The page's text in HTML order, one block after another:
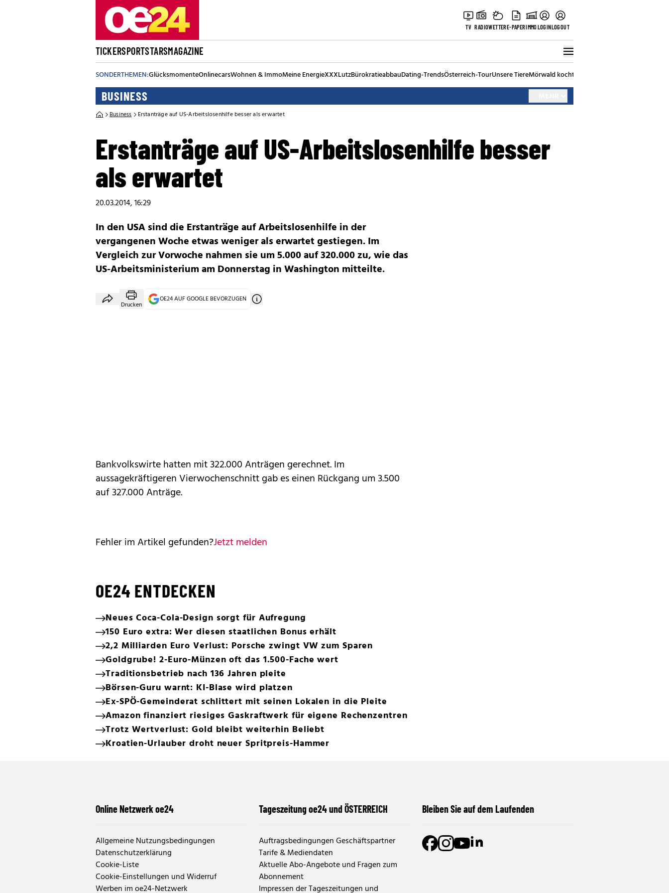
TV RADIOWETTERE-PAPERIMMOLOGINLOGOUT
TICKERSPORTSTARSMAGAZINE
SONDERTHEMEN:GlücksmomenteOnlinecarsWohnen & ImmoMeine EnergieXXXLutzBürokratieabbauDating-TrendsÖsterreich-TourUnsere TiereMörwald kocht
BUSINESS
Business Erstanträge auf US-Arbeitslosenhilfe besser als erwartet
Erstanträge auf US-Arbeitslosenhilfe besser
als erwartet
20.03.2014, 16:29
In den USA sind die Erstanträge auf Arbeitslosenhilfe in der
vergangenen Woche etwas weniger als erwartet gestiegen. Im
Vergleich zur Vorwoche nahmen sie um 5.000 auf 320.000 zu, wie das
US-Arbeitsministerium am Donnerstag in Washington mitteilte.
Drucken
OE24 AUF GOOGLE BEVORZUGEN
Bankvolkswirte hatten mit 322.000 Anträgen gerechnet. Im
aussagekräftigeren Vierwochenschnitt gab es einen Rückgang um 3.500
auf 327.000 Anträge.
Fehler im Artikel gefunden?Jetzt melden
OE24 ENTDECKEN
Neues Coca-Cola-Design sorgt für Aufregung
150 Euro extra: Wer diesen staatlichen Bonus erhält
2,2 Milliarden Euro Verlust: Porsche zwingt VW zum Sparen
Goldgrube! 2-Euro-Münzen oft das 1.500-Fache wert
Traditionsbetrieb nach 136 Jahren pleite
Börsen-Guru warnt: KI-Blase wird platzen
Ex-SPÖ-Gemeinderat schlittert mit seinen Lokalen in die Pleite
Amazon finanziert riesiges Gaskraftwerk für eigene Rechenzentren
Trotz Wertverlust: Gold bleibt weiterhin Beliebt
Kroatien-Urlauber droht neuer Spritpreis-Hammer
Online Netzwerk oe24
Allgemeine Nutzungsbedingungen
Datenschutzerklärung
Cookie-Liste
Cookie-Einstellungen und Widerruf
Werben im oe24-Netzwerk
Tageszeitung oe24 und ÖSTERREICH
Auftragsbedingungen Geschäftspartner
Tarife & Mediendaten
Aktuelle Abo-Angebote und Fragen zum
Abonnement
Impressen der Tageszeitungen und
Bleiben Sie auf dem Laufenden